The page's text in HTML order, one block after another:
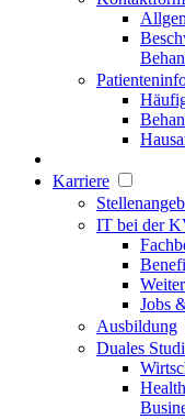
Karriere
IT bei der
Jobs
Ausbildung
Duales